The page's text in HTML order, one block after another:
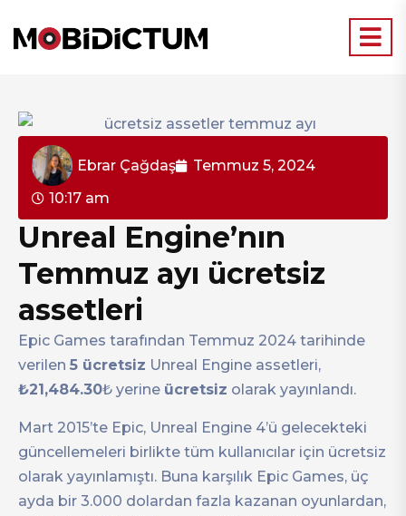
Ebrar Çağdaş
Temmuz 5, 2024
10:17 am
Unreal Engine’nın
Temmuz ayı ücretsiz
assetleri
Epic Games tarafından Temmuz 2024 tarihinde
verilen 5 ücretsiz Unreal Engine assetleri,
₺21,484.30₺ yerine ücretsiz olarak yayınlandı.
Mart 2015’te Epic, Unreal Engine 4’ü gelecekteki
güncellemeleri birlikte tüm kullanıcılar için ücretsiz
olarak yayınlamıştı. Buna karşılık Epic Games, üç
ayda bir 3.000 dolardan fazla kazanan oyunlardan,